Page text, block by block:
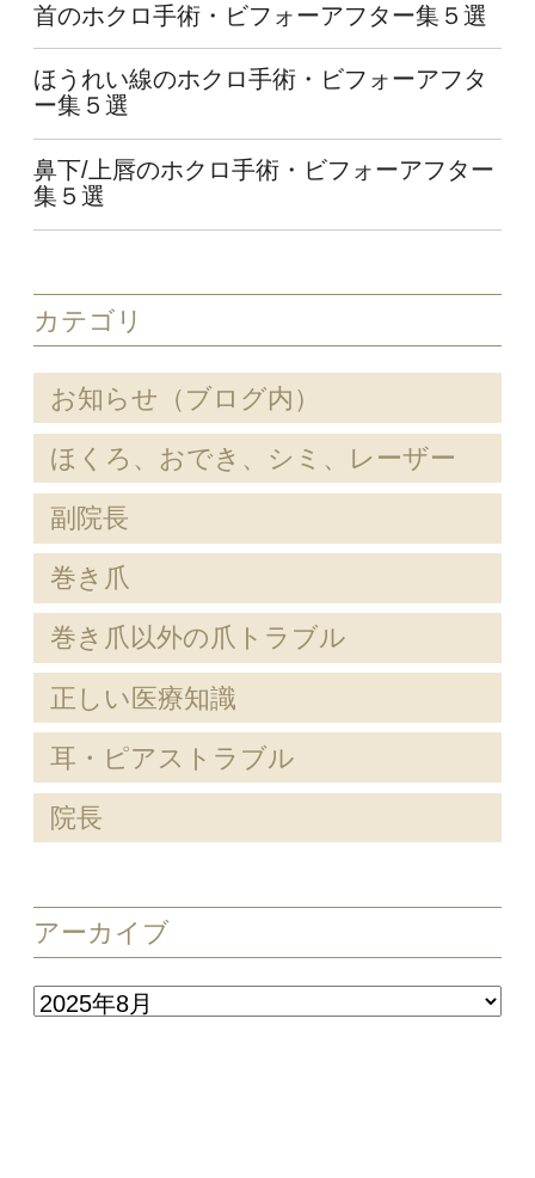
首のホクロ手術・ビフォーアフター集５選
ほうれい線のホクロ手術・ビフォーアフタ
ー集５選
鼻下/上唇のホクロ手術・ビフォーアフター
集５選
カテゴリ
お知らせ（ブログ内）
ほくろ、おでき、シミ、レーザー
副院長
巻き爪
巻き爪以外の爪トラブル
正しい医療知識
耳・ピアストラブル
院長
アーカイブ